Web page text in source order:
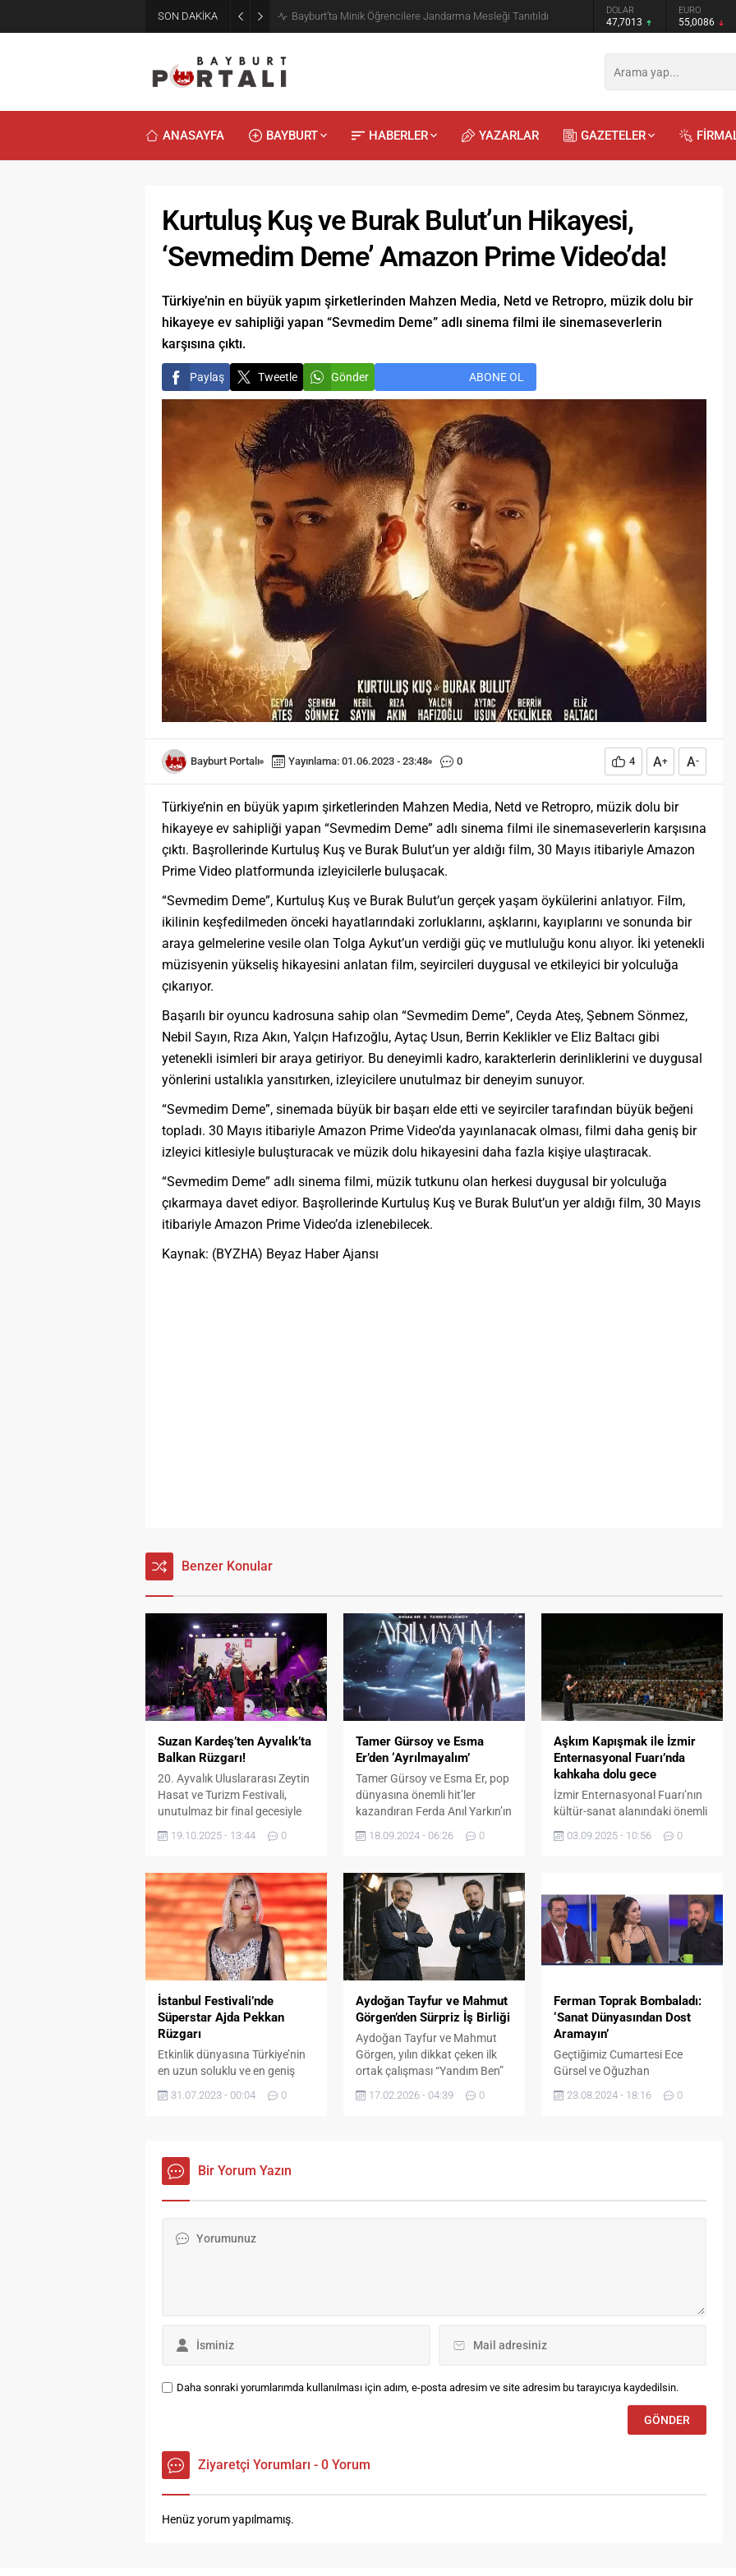
SON DAKİKA Bayburt’ta Minik Öğrencilere Jandarma Mesleği TanıtıldıGRAM ALTIN
6.544,76
DOLAR
47,7013
EURO
55,0086
ANASAYFA BAYBURT HABERLER YAZARLAR GAZETELER
Kurtuluş Kuş ve Burak Bulut’un Hikayesi,
‘Sevmedim Deme’ Amazon Prime Video’da!
Türkiye’nin en büyük yapım şirketlerinden Mahzen Media, Netd ve Retropro, müzik dolu bir
hikayeye ev sahipliği yapan “Sevmedim Deme” adlı sinema filmi ile sinemaseverlerin
karşısına çıktı.
Paylaş Tweetle Gönder ABONE OL
Bayburt Portalı Yayınlama: 01.06.2023 - 23:48 0 4 A+ A-
Türkiye’nin en büyük yapım şirketlerinden Mahzen Media, Netd ve Retropro, müzik dolu bir
hikayeye ev sahipliği yapan “Sevmedim Deme” adlı sinema filmi ile sinemaseverlerin karşısına
çıktı. Başrollerinde Kurtuluş Kuş ve Burak Bulut’un yer aldığı film, 30 Mayıs itibariyle Amazon
Prime Video platformunda izleyicilerle buluşacak.
“Sevmedim Deme”, Kurtuluş Kuş ve Burak Bulut’un gerçek yaşam öykülerini anlatıyor. Film,
ikilinin keşfedilmeden önceki hayatlarındaki zorluklarını, aşklarını, kayıplarını ve sonunda bir
araya gelmelerine vesile olan Tolga Aykut’un verdiği güç ve mutluluğu konu alıyor. İki yetenekli
müzisyenin yükseliş hikayesini anlatan film, seyircileri duygusal ve etkileyici bir yolculuğa
çıkarıyor.
Başarılı bir oyuncu kadrosuna sahip olan “Sevmedim Deme”, Ceyda Ateş, Şebnem Sönmez,
Nebil Sayın, Rıza Akın, Yalçın Hafızoğlu, Aytaç Usun, Berrin Keklikler ve Eliz Baltacı gibi
yetenekli isimleri bir araya getiriyor. Bu deneyimli kadro, karakterlerin derinliklerini ve duygusal
yönlerini ustalıkla yansıtırken, izleyicilere unutulmaz bir deneyim sunuyor.
“Sevmedim Deme”, sinemada büyük bir başarı elde etti ve seyirciler tarafından büyük beğeni
topladı. 30 Mayıs itibariyle Amazon Prime Video’da yayınlanacak olması, filmi daha geniş bir
izleyici kitlesiyle buluşturacak ve müzik dolu hikayesini daha fazla kişiye ulaştıracak.
“Sevmedim Deme” adlı sinema filmi, müzik tutkunu olan herkesi duygusal bir yolculuğa
çıkarmaya davet ediyor. Başrollerinde Kurtuluş Kuş ve Burak Bulut’un yer aldığı film, 30 Mayıs
itibariyle Amazon Prime Video’da izlenebilecek.
Kaynak: (BYZHA) Beyaz Haber Ajansı
Benzer Konular
Suzan Kardeş’ten Ayvalık’ta
Balkan Rüzgarı!
20. Ayvalık Uluslararası Zeytin
Hasat ve Turizm Festivali,
unutulmaz bir final gecesiyle
sona erdi. Balkan müziğinin
güçlü sesi, sahne enerjisi ve
Suzan Kardeş, festivalin son
konserinde Ayvalıklılara ve
misafirlere müzik dolu bir gece
yaşattı. Kırlangıç Yaşam
Merkezi Çim Alan’da
gerçekleşen konsere yaklaşık 5
bin kişi katıldı. Renkli...
19.10.2025 - 13:44 0
Tamer Gürsoy ve Esma
Er’den ‘Ayrılmayalım’
Tamer Gürsoy ve Esma Er, pop
dünyasına önemli hit’ler
kazandıran Ferda Anıl Yarkın’ın
2006 yılında yazıp söylediği
“Ayrılmayalım” şarkısını
18.09.2024 - 06:26 0
Aşkım Kapışmak ile İzmir
Enternasyonal Fuarı’nda
kahkaha dolu gece
İzmir Enternasyonal Fuarı’nın
kültür-sanat alanındaki önemli
duraklarından Atatürk Açık
Hava Tiyatrosu, etkinliklerinin
Yazar Aşkım Kapışmak, stand-
up gösterisiyle sahnedeydi.
Fuar ziyaretçileri, gösteriye
büyük ilgi gösterdi. İzmir
Enternasyonal Fuarı, bu yıl da
alanıyla değil, kültür ve sanat
etkinlikleriyle de...
03.09.2025 - 10:56 0
İstanbul Festivali’nde
Süperstar Ajda Pekkan
Rüzgarı
Etkinlik dünyasına Türkiye’nin
en uzun soluklu ve en geniş
kapsamlı festivali olarak
damgasını vuran İstanbul
31.07.2023 - 00:04 0
Aydoğan Tayfur ve Mahmut
Görgen’den Sürpriz İş Birliği
Aydoğan Tayfur ve Mahmut
Görgen, yılın dikkat çeken ilk
ortak çalışması “Yandım Ben”
ile müzikseverlerle buluştu.
Tuno Music etiketiyle dijital
çağdaş elektronik
17.02.2026 - 04:39 0
Ferman Toprak Bombaladı:
‘Sanat Dünyasından Dost
Aramayın’
Geçtiğimiz Cumartesi Ece
Gürsel ve Oğuzhan
Bayraktar’ın sunduğu “Söz
Sende” programına yeni şarkısı
23.08.2024 - 18:16 0
Bir Yorum Yazın
Daha sonraki yorumlarımda kullanılması için adım, e-posta adresim ve site adresim bu tarayıcıya kaydedilsin.
Ziyaretçi Yorumları - 0 Yorum
Henüz yorum yapılmamış.
29.04.2026 - 12:23
hayati öneme sahip bir olgu
olarak tarih boyunca konu olmuş
temel bir insan işlevidir.
Öğrenme eğitim bilimcilerce
kişinin çevresi ile etkileşimi
sonucunda meydana gelen kalıcı
izli bilişsel, duyuşsal ve
davranışsal...